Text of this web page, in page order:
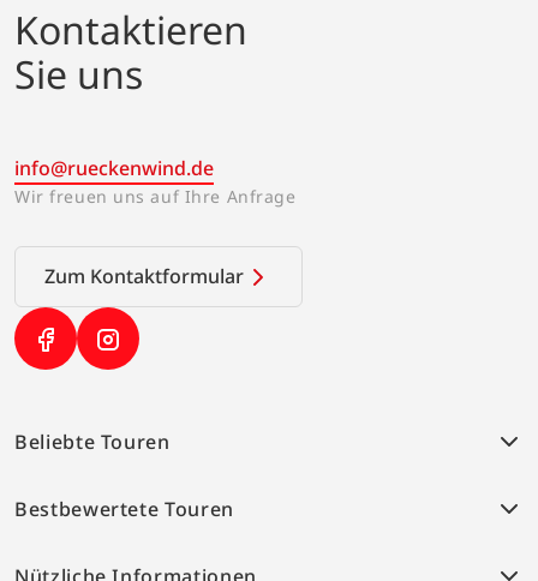
Kontaktieren
Sie uns
info@rueckenwind.de
Wir freuen uns auf Ihre Anfrage
Zum Kontaktformular
(Link öffnet in neuem Tab)
(Link öffnet in neuem Tab)
Beliebte Touren
Südfrankreich Provence
Elbe-Radweg
Bestbewertete Touren